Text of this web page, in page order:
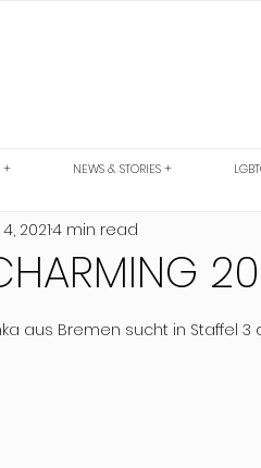
+ NEWS & STORIES +
20214 min read
5 stars.
aus Bremen sucht in Staffel